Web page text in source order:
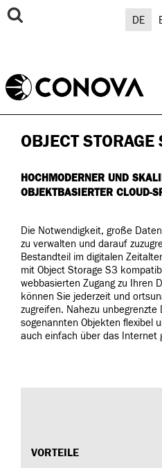
Zum
Inhalt
DE
OBJECT
HOCHMODERNER UND
OBJEKTBASIERTER CLOUD-
Die Notwendigkeit, große
zu verwalten und darauf
Bestandteil im digitalen
mit Object Storage S3
webbasierten Zugang zu Ihren
können Sie jederzeit und
zugreifen. Nahezu
sogenannten Objekten flexibel
auch einfach über das Internet
VORTEILE